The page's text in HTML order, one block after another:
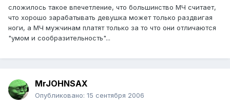
сложилось такое впечетление, что большинство МЧ считает,
что хорошо зарабатывать девушка может только раздвигая
ноги, а МЧ мужчинам платят только за то что они отличаются
"умом и сообразительность"...
MrJOHNSAX
Опубликовано: 15 сентября 2006